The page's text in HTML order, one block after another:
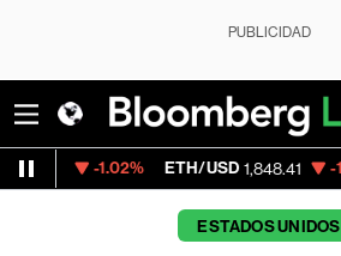
PUBLICIDAD
ETH/USD 1,848.41 -1.78% Visa
ESTADOS UNIDOS